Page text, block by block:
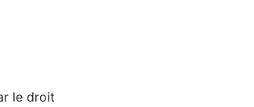
le droit